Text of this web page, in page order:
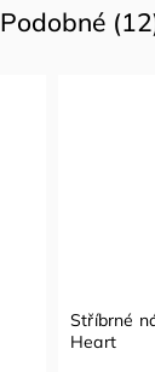
Podobné
Stříbrné
Heart